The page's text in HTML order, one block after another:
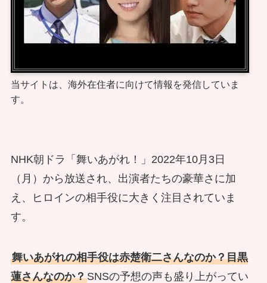
当サイトは、海外在住者に向けて情報を発信していま
す。
NHK朝ドラ「舞いあがれ！」2022年10月3日
（月）から放送され、出演者たちの豪華さに加
え、ヒロインの相手役に大きく注目されていま
す。
舞いあがれの相手役は赤楚衛二さんなのか？目黒
蓮さんなのか？SNSの予想の声も盛り上がってい